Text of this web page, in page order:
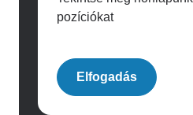
pozíciókat
Elfogadás
Archívum